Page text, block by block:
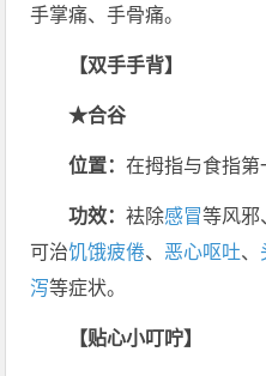
手掌痛、手骨痛。
【双手手背】
★合谷
位置：在拇指与食指第
功效：袪除感冒等风邪
可治饥饿疲倦、 恶心呕吐、
泻等症状。
【贴心小叮咛】